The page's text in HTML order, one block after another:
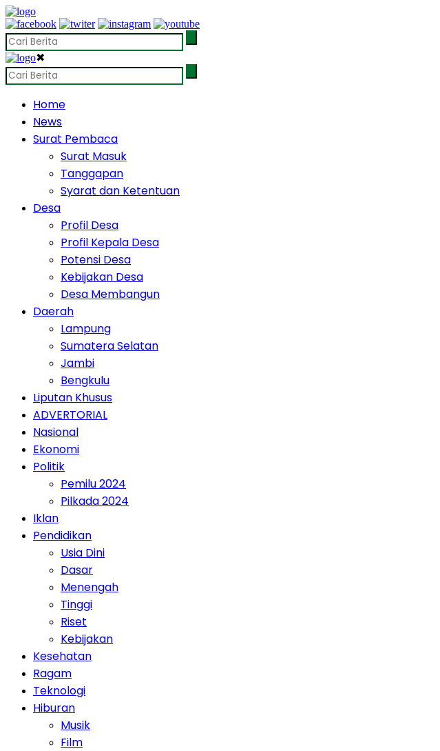
✖
Home
News
Surat Pembaca
Surat Masuk
Tanggapan
Syarat dan Ketentuan
Desa
Profil Desa
Profil Kepala Desa
Potensi Desa
Kebijakan Desa
Desa Membangun
Daerah
Lampung
Sumatera Selatan
Jambi
Bengkulu
Liputan Khusus
ADVERTORIAL
Nasional
Ekonomi
Politik
Pemilu 2024
Pilkada 2024
Iklan
Pendidikan
Usia Dini
Dasar
Menengah
Tinggi
Riset
Kebijakan
Kesehatan
Ragam
Teknologi
Hiburan
Musik
Film